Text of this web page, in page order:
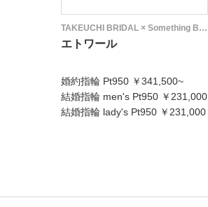
TAKEUCHI BRIDAL × Something Blue
エトワール
婚約指輪 Pt950 ￥341,500~
結婚指輪 men's Pt950 ￥231,000
結婚指輪 lady's Pt950 ￥231,000